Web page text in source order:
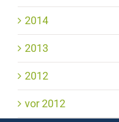
2014
2013
2012
vor 2012